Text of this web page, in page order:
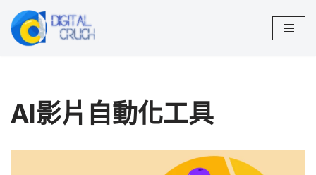
Skip
AI影片自動化工具